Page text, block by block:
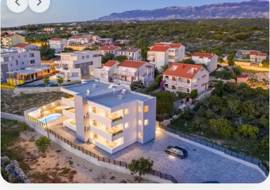
GÄSTE
2 OK